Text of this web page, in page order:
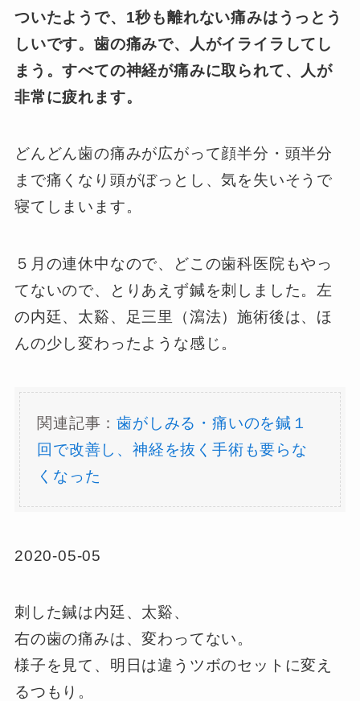
ついたようで、1秒も離れない痛みはうっとう
しいです。歯の痛みで、人がイライラしてし
まう。すべての神経が痛みに取られて、人が
非常に疲れます。
どんどん歯の痛みが広がって顔半分・頭半分
まで痛くなり頭がぼっとし、気を失いそうで
寝てしまいます。
５月の連休中なので、どこの歯科医院もやっ
てないので、とりあえず鍼を刺しました。左
の内廷、太谿、足三里（瀉法）施術後は、ほ
んの少し変わったような感じ。
関連記事：歯がしみる・痛いのを鍼１
回で改善し、神経を抜く手術も要らな
くなった
2020-05-05
刺した鍼は内廷、太谿、
右の歯の痛みは、変わってない。
様子を見て、明日は違うツボのセットに変え
るつもり。